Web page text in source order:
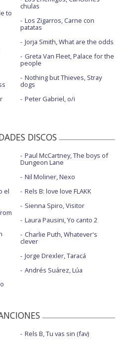
to
chulas
Los Zigarros, Carne con
patatas
Jorja Smith, What are the odds
Greta Van Fleet, Palace for the
people
Nothing but Thieves, Stray
dogs
Peter Gabriel, o/i
DISCOS
el
Paul McCartney, The boys of
Dungeon Lane
Nil Moliner, Nexo
Rels B: love love FLAKK
Sienna Spiro, Visitor
Laura Pausini, Yo canto 2
Charlie Puth, Whatever's
clever
Jorge Drexler, Taracá
Andrés Suárez, Lúa
Rels B, Tu vas sin (fav)